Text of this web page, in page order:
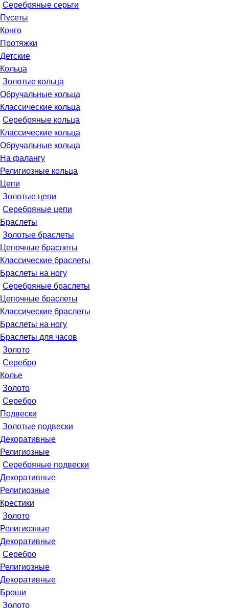
Серебряные серьги
Пусеты
Конго
Протяжки
Детские
Кольца
Золотые кольца
Обручальные кольца
Классические кольца
Серебряные кольца
Классические кольца
Обручальные кольца
На фалангу
Религиозные кольца
Цепи
Золотые цепи
Серебряные цепи
Браслеты
Золотые браслеты
Цепочные браслеты
Классические браслеты
Браслеты на ногу
Серебряные браслеты
Цепочные браслеты
Классические браслеты
Браслеты на ногу
Браслеты для часов
Золото
Серебро
Колье
Золото
Серебро
Подвески
Золотые подвески
Декоративные
Религиозные
Серебряные подвески
Декоративные
Религиозные
Крестики
Золото
Религиозные
Декоративные
Серебро
Религиозные
Декоративные
Броши
Золото